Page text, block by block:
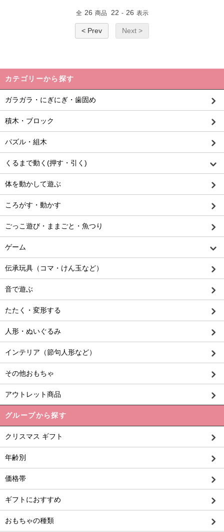
全 26 商品 22 - 26 表示
< Prev Next >
カテゴリーから探す
ガラガラ・にぎにぎ・歯固め
積木・ブロック
パズル・組木
くるまで動く(押す・引く)
体を動かして遊ぶ
ころがす・動かす
ごっこ遊び・ままごと・魚つり
ゲーム
伝承玩具（コマ・けん玉など）
音で遊ぶ
たたく・変形する
人形・ぬいぐるみ
インテリア（節句人形など）
その他おもちゃ
アウトレット商品
グループから探す
クリスマス ギフト
年齢別
価格帯
ギフトにおすすめ
おもちゃの種類